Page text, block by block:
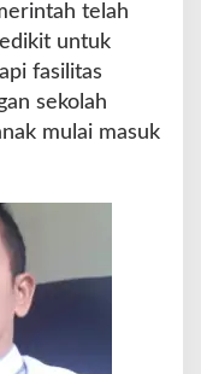
telah
untuk
fasilitas
sekolah
mulai masuk